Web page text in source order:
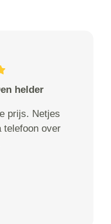
helder
prijs. Netjes
telefoon over